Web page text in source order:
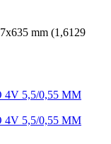
mm (1,6129